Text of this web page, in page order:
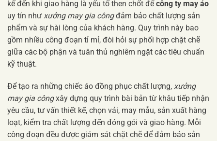
kế đến khi giao hàng là yếu tố then chốt để công ty may áo
uy tín như xưởng may gia côngđảm bảo chất lượng sản
phẩm và sự hài lòng của khách hàng. Quy trình này bao
gồm nhiều công đoạn tỉ mỉ, đòi hỏi sự phối hợp chặt chẽ
giữa các bộ phận và tuân thủ nghiêm ngặt các tiêu chuẩn
kỹ thuật.
Để tạo ra những chiếc áo đồng phục chất lượng, xưởng
may gia côngxây dựng quy trình bài bản từ khâu tiếp nhận
yêu cầu, tư vấn thiết kế, chọn vải, may mẫu, sản xuất hàng
loạt, kiểm tra chất lượng đến đóng gói và giao hàng. Mỗi
công đoạn đều được giám sát chặt chẽ để đảm bảo sản